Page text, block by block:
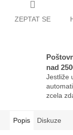
ZEPTAT SE
nad
Jestliže
zcela
Popis Diskuze